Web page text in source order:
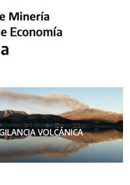
A
I
Ó
N
VOLCÁNICA